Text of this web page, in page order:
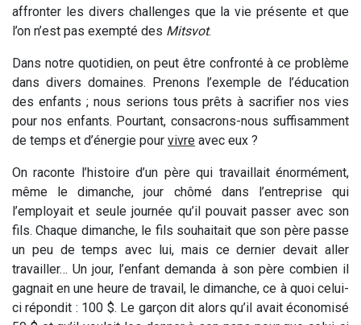
affronter les divers challenges que la vie présente et que
l’on n’est pas exempté des Mitsvot.
Dans notre quotidien, on peut être confronté à ce problème
dans divers domaines. Prenons l’exemple de l’éducation
des enfants ; nous serions tous prêts à sacrifier nos vies
pour nos enfants. Pourtant, consacrons-nous suffisamment
de temps et d’énergie pour vivre avec eux ?
On raconte l’histoire d’un père qui travaillait énormément,
même le dimanche, jour chômé dans l’entreprise qui
l’employait et seule journée qu’il pouvait passer avec son
fils. Chaque dimanche, le fils souhaitait que son père passe
un peu de temps avec lui, mais ce dernier devait aller
travailler… Un jour, l’enfant demanda à son père combien il
gagnait en une heure de travail, le dimanche, ce à quoi celui-
ci répondit : 100 $. Le garçon dit alors qu’il avait économisé